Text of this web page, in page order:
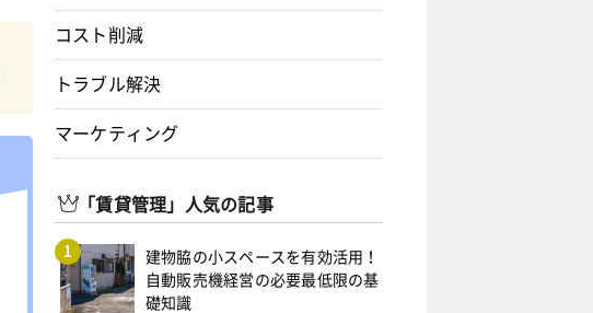
コスト削減
トラブル解決
マーケティング
「賃貸管理」人気の記事
1
建物脇の小スペースを有効活用！
自動販売機経営の必要最低限の基
礎知識